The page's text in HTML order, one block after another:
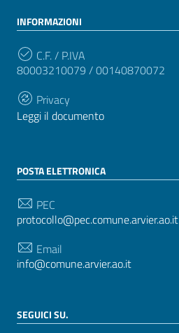
INFORMAZIONI
C.F. / P.IVA
80003210079 / 00140870072
Privacy
Leggi il documento
POSTA ELETTRONICA
PEC
protocollo@pec.comune.arvier.ao.it
Email
info@comune.arvier.ao.it
SEGUICI SU.